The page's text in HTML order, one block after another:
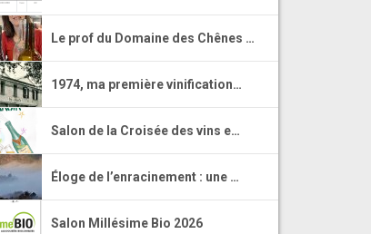
Le prof du Domaine des Chênes …
1974, ma première vinification…
Salon de la Croisée des vins e…
Éloge de l’enracinement : une …
Salon Millésime Bio 2026